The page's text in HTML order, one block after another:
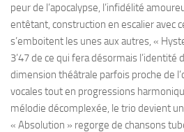
peur de l’apocalypse, l’infidélité
entêtant, construction en escalier avec
s’emboitent les unes aux autres, «
3’47 de ce qui fera désormais l’identité
dimension théâtrale parfois proche de
vocales tout en progressions
mélodie décomplexée, le trio devient
« Absolution » regorge de chansons